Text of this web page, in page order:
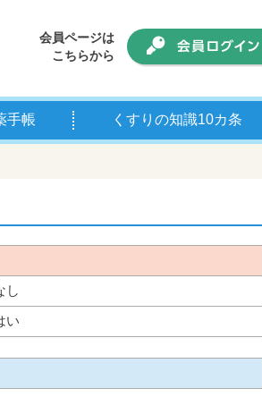
会員ページは
こちらから
手帳 くすりの知識10カ条
し
い